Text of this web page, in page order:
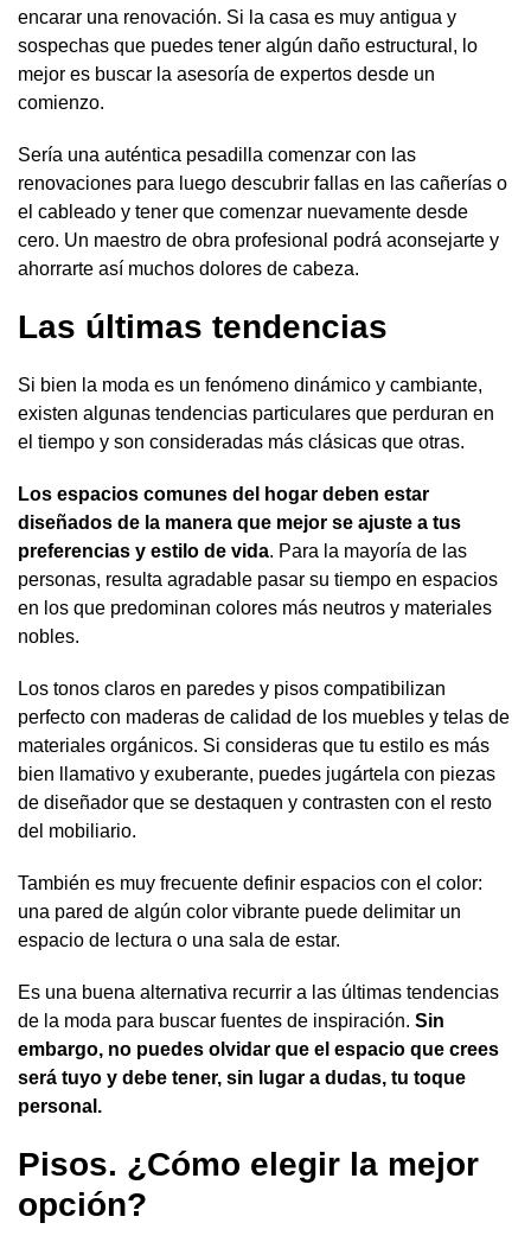
encarar una renovación. Si la casa es muy antigua y
sospechas que puedes tener algún daño estructural, lo
mejor es buscar la asesoría de expertos desde un
comienzo.
Sería una auténtica pesadilla comenzar con las
renovaciones para luego descubrir fallas en las cañerías o
el cableado y tener que comenzar nuevamente desde
cero. Un maestro de obra profesional podrá aconsejarte y
ahorrarte así muchos dolores de cabeza.
Las últimas tendencias
Si bien la moda es un fenómeno dinámico y cambiante,
existen algunas tendencias particulares que perduran en
el tiempo y son consideradas más clásicas que otras.
Los espacios comunes del hogar deben estar
diseñados de la manera que mejor se ajuste a tus
preferencias y estilo de vida. Para la mayoría de las
personas, resulta agradable pasar su tiempo en espacios
en los que predominan colores más neutros y materiales
nobles.
Los tonos claros en paredes y pisos compatibilizan
perfecto con maderas de calidad de los muebles y telas de
materiales orgánicos. Si consideras que tu estilo es más
bien llamativo y exuberante, puedes jugártela con piezas
de diseñador que se destaquen y contrasten con el resto
del mobiliario.
También es muy frecuente definir espacios con el color:
una pared de algún color vibrante puede delimitar un
espacio de lectura o una sala de estar.
Es una buena alternativa recurrir a las últimas tendencias
de la moda para buscar fuentes de inspiración. Sin
embargo, no puedes olvidar que el espacio que crees
será tuyo y debe tener, sin lugar a dudas, tu toque
personal.
Pisos. ¿Cómo elegir la mejor
opción?